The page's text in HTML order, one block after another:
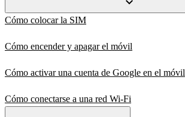
Cómo colocar la SIM
Cómo encender y apagar el móvil
Cómo activar una cuenta de Google en el móvil
Cómo conectarse a una red Wi-Fi